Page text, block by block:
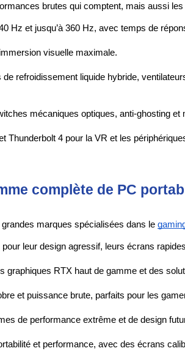
brutes qui comptent, mais aussi
Hz et jusqu’à 360 Hz, avec temps de
visuelle maximale.
de refroidissement liquide hybride,
mécaniques optiques, anti-ghosting et
Thunderbolt 4 pour la VR et les
complète de PC
marques spécialisées dans le
pour leur design agressif, leurs écrans
graphiques RTX haut de gamme et des
et puissance brute, parfaits pour les
de performance extrême et de design
et performance, avec des écrans